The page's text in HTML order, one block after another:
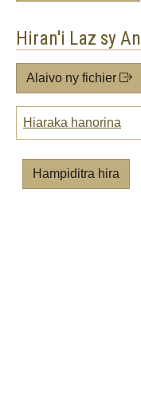
Hiran'i Laz sy
Alaivo ny fichier
Hiaraka hanorina
Hampiditra hira